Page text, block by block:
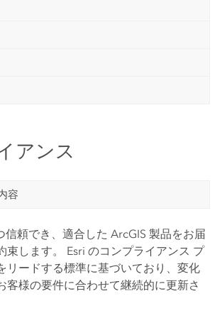
アンス
容
信頼でき、適合した ArcGIS 製品をお届
束します。 Esri のコンプライアンス プ
リードする標準に基づいており、変化
客様の要件に合わせて継続的に更新さ